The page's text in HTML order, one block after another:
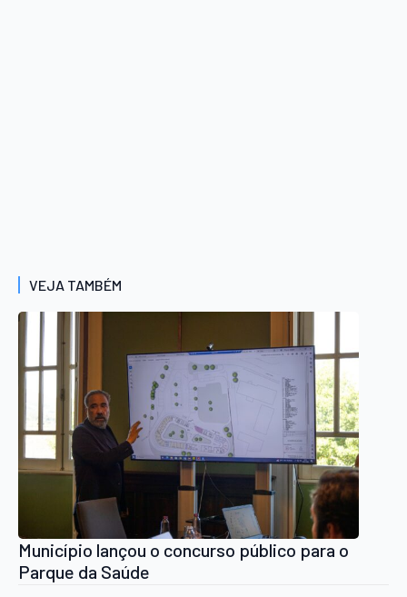
VEJA TAMBÉM
Município lançou o concurso público para o
Parque da Saúde